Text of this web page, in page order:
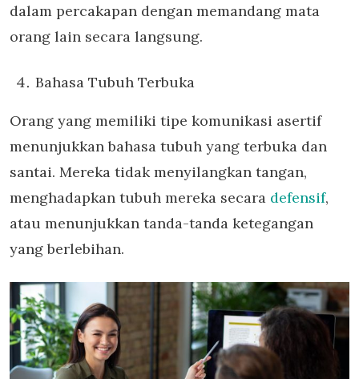
dalam percakapan dengan memandang mata
orang lain secara langsung.
Bahasa Tubuh Terbuka
Orang yang memiliki tipe komunikasi asertif
menunjukkan bahasa tubuh yang terbuka dan
santai. Mereka tidak menyilangkan tangan,
menghadapkan tubuh mereka secara defensif,
atau menunjukkan tanda-tanda ketegangan
yang berlebihan.